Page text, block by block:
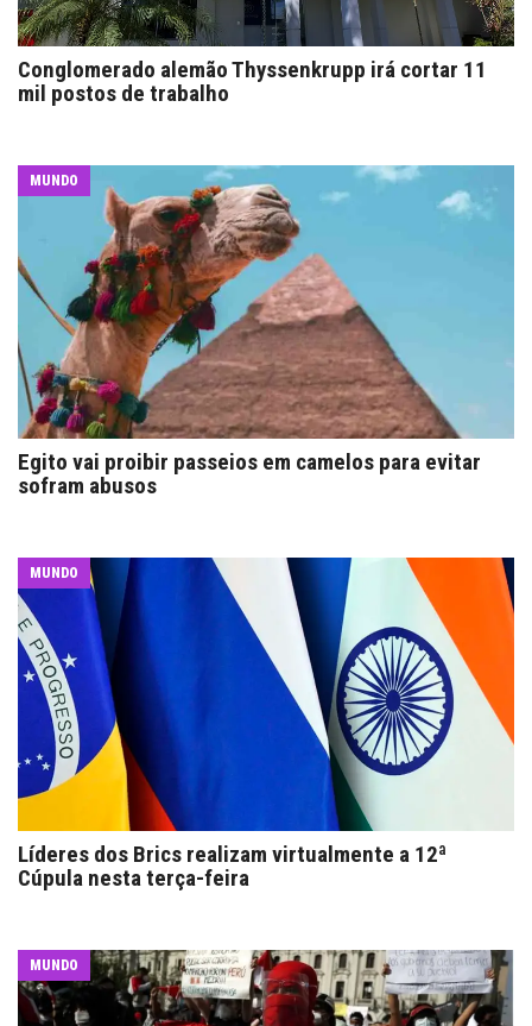
Conglomerado alemão Thyssenkrupp irá cortar 11
mil postos de trabalho
MUNDO
Egito vai proibir passeios em camelos para evitar
sofram abusos
MUNDO
Líderes dos Brics realizam virtualmente a 12ª
Cúpula nesta terça-feira
MUNDO